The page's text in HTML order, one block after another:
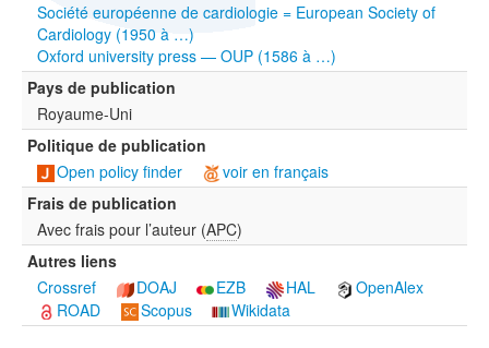
Société européenne de cardiologie = European Society of
Cardiology (1950 à …)
Oxford university press — OUP (1586 à …)
Pays de publication
Royaume-Uni
Politique de publication
Open policy finder
voir en français
Frais de publication
Avec frais pour l’auteur (APC)
Autres liens
Crossref
DOAJ EZB HAL
OpenAlex
ROAD
Scopus Wikidata